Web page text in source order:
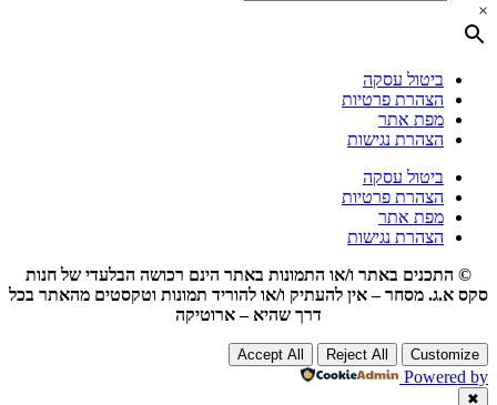
×
ביטול עסקה
הצהרת פרטיות
מפת אתר
הצהרת נגישות
ביטול עסקה
הצהרת פרטיות
מפת אתר
הצהרת נגישות
© התכנים באתר ו/או התמונות באתר הינם רכושה הבלעדי של חנות
סקס א.ג. מסחר – אין להעתיק ו/או להוריד תמונות וטקסטים מהאתר בכל
דרך שהיא – ארוטיקה
Customize
Reject All
Accept All
Powered by
✖